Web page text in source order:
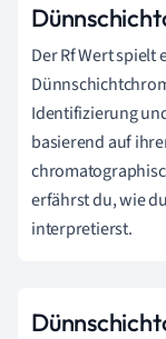
Der Rf Wert spielt
Identifizierung
basierend auf
erfährst du, wie
interpretierst.